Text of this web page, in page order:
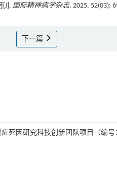
[J]. 国际精神病学杂志, 2025, 52(03):
下一篇
死因研究科技创新团队项目（编号